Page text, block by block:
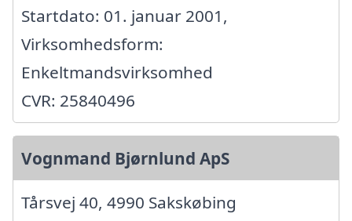
Startdato: 01. januar 2001,
Virksomhedsform:
Enkeltmandsvirksomhed
CVR: 25840496
Vognmand Bjørnlund ApS
Tårsvej 40, 4990 Sakskøbing